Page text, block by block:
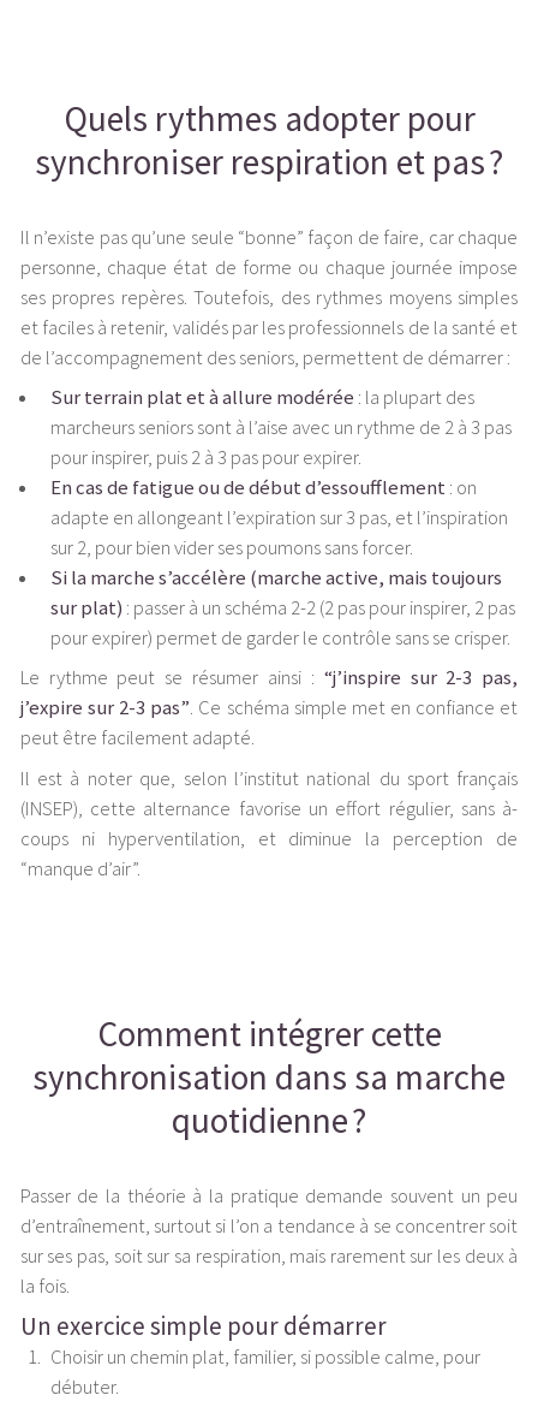
Quels rythmes adopter pour
synchroniser respiration et pas ?
Il n’existe pas qu’une seule “bonne” façon de faire, car chaque
personne, chaque état de forme ou chaque journée impose
ses propres repères. Toutefois, des rythmes moyens simples
et faciles à retenir, validés par les professionnels de la santé et
de l’accompagnement des seniors, permettent de démarrer :
Sur terrain plat et à allure modérée : la plupart des
marcheurs seniors sont à l’aise avec un rythme de 2 à 3 pas
pour inspirer, puis 2 à 3 pas pour expirer.
En cas de fatigue ou de début d’essoufflement : on
adapte en allongeant l’expiration sur 3 pas, et l’inspiration
sur 2, pour bien vider ses poumons sans forcer.
Si la marche s’accélère (marche active, mais toujours
sur plat) : passer à un schéma 2-2 (2 pas pour inspirer, 2 pas
pour expirer) permet de garder le contrôle sans se crisper.
Le rythme peut se résumer ainsi : “j’inspire sur 2-3 pas,
j’expire sur 2-3 pas”. Ce schéma simple met en confiance et
peut être facilement adapté.
Il est à noter que, selon l’institut national du sport français
(INSEP), cette alternance favorise un effort régulier, sans à-
coups ni hyperventilation, et diminue la perception de
“manque d’air”.
Comment intégrer cette
synchronisation dans sa marche
quotidienne ?
Passer de la théorie à la pratique demande souvent un peu
d’entraînement, surtout si l’on a tendance à se concentrer soit
sur ses pas, soit sur sa respiration, mais rarement sur les deux à
la fois.
Un exercice simple pour démarrer
Choisir un chemin plat, familier, si possible calme, pour
débuter.